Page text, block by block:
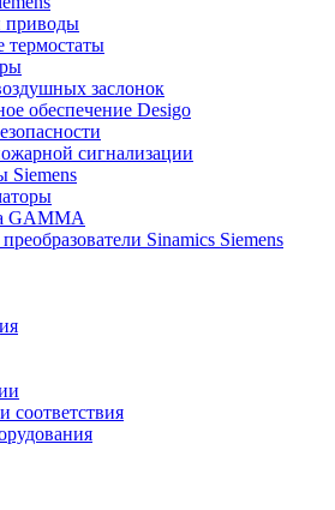
приводы
термостаты
заслонок
обеспечение Desigo
сигнализации
Siemens
GAMMA
Sinamics Siemens
соответствия